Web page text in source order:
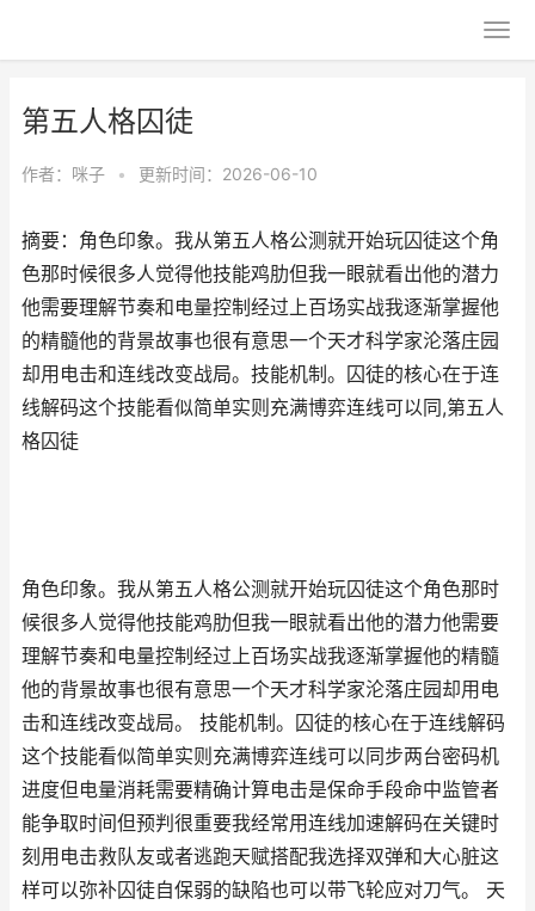
第五人格囚徒
作者： 咪子 • 更新时间：2026-06-10
摘要：角色印象。我从第五人格公测就开始玩囚徒这个角
色那时候很多人觉得他技能鸡肋但我一眼就看出他的潜力
他需要理解节奏和电量控制经过上百场实战我逐渐掌握他
的精髓他的背景故事也很有意思一个天才科学家沦落庄园
却用电击和连线改变战局。技能机制。囚徒的核心在于连
线解码这个技能看似简单实则充满博弈连线可以同,第五人
格囚徒
角色印象。我从第五人格公测就开始玩囚徒这个角色那时
候很多人觉得他技能鸡肋但我一眼就看出他的潜力他需要
理解节奏和电量控制经过上百场实战我逐渐掌握他的精髓
他的背景故事也很有意思一个天才科学家沦落庄园却用电
击和连线改变战局。 技能机制。囚徒的核心在于连线解码
这个技能看似简单实则充满博弈连线可以同步两台密码机
进度但电量消耗需要精确计算电击是保命手段命中监管者
能争取时间但预判很重要我经常用连线加速解码在关键时
刻用电击救队友或者逃跑天赋搭配我选择双弹和大心脏这
样可以弥补囚徒自保弱的缺陷也可以带飞轮应对刀气。 天